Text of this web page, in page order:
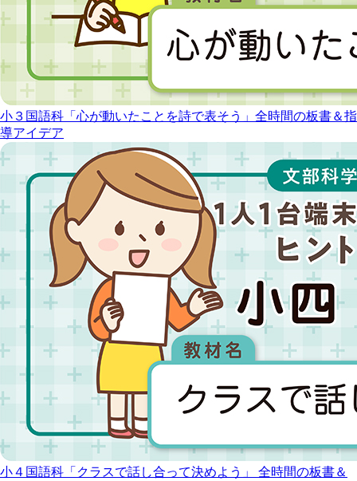
小３国語科「心が動いたことを詩で表そう」全時間の板書＆指
導アイデア
小４国語科「クラスで話し合って決めよう」 全時間の板書＆